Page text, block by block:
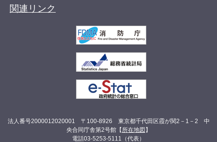
関連リンク
法人番号2000012020001 〒100-8926 東京都千代田区霞が関2－1－2 中
央合同庁舎第2号館【 所在地図 】
電話03-5253-5111（代表）